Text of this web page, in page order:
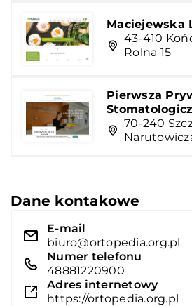
Maciejewska
43-410
Rolna 15
Pierwsza
70-240
Dane kontakowe
E-mail
biuro@ortopedia.org.pl
Numer telefonu
48881220900
Adres internetowy
https://ortopedia.org.pl